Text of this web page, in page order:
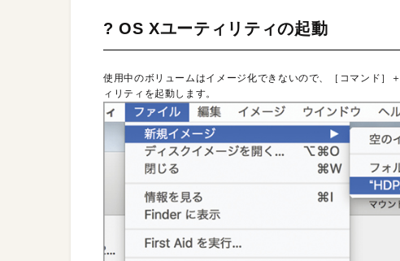
? OS Xユーティリティの起動
使用中のボリュームはイメージ化できないので、［コマンド］
ィリティを起動します。